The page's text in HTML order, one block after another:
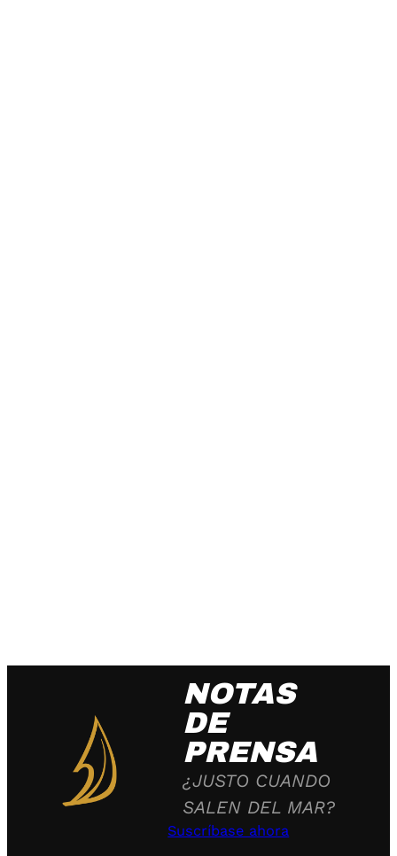
NOTAS
DE
PRENSA
¿JUSTO CUANDO
SALEN DEL MAR?
Suscríbase ahora